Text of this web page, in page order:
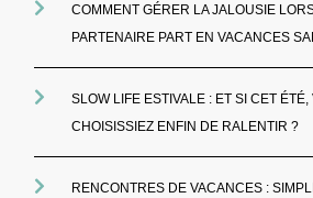
COMMENT GÉRER LA JALOUSIE
PARTENAIRE PART EN VACANCES
SLOW LIFE ESTIVALE : ET SI CET ÉTÉ,
CHOISISSIEZ ENFIN DE RALENTIR ?
RENCONTRES DE VACANCES :